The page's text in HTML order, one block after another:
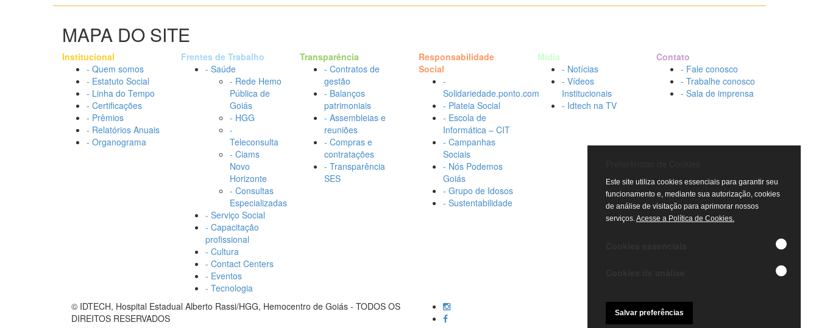
MAPA DO SITE
Institucional
- Quem somos
- Estatuto Social
- Linha do Tempo
- Certificações
- Prêmios
- Relatórios Anuais
- Organograma
Frentes de Trabalho
- Saúde
- Rede Hemo
Pública de
Goiás
- HGG
-
Teleconsulta
- Ciams
Novo
Horizonte
- Consultas
Especializadas
- Serviço Social
- Capacitação
profissional
- Cultura
- Contact Centers
- Eventos
- Tecnologia
Transparência
- Contratos de
gestão
- Balanços
patrimoniais
- Assembleias e
reuniões
- Compras e
contratações
- Transparência
SES
Responsabilidade
Social
-
Solidariedade.ponto.com
- Plateia Social
- Escola de
Informática – CIT
- Campanhas
Sociais
- Nós Podemos
Goiás
- Grupo de Idosos
- Sustentabilidade
Mídia
- Notícias
- Vídeos
Institucionais
- Idtech na TV
Contato
- Fale conosco
- Trabalhe conosco
- Sala de imprensa
© IDTECH, Hospital Estadual Alberto Rassi/HGG, Hemocentro de Goiás - TODOS OS
DIREITOS RESERVADOS
Este site utiliza cookies essenciais para garantir seu
funcionamento e, mediante sua autorização, cookies
de análise de visitação para aprimorar nossos
serviços.Acesse a Política de Cookies.
Salvar preferências